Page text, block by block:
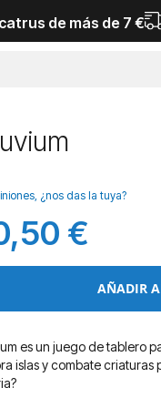
de más de 7 €
¿nos das la tuya?
€
AÑADIR
es un juego de tablero
islas y combate